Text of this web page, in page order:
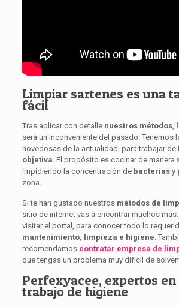
Limpiar sartenes es una
fácil
Tras aplicar con detalle nuestros métodos,
será un inconveniente del pasado. Tenemos
novedosas de la actualidad, para trabajar de
objetiva. El propósito es cocinar de manera
impidiendo la concentración de bacteriasy
zona.
Si te han gustado nuestros métodos de
sitio de internet vas a encontrar muchos
visitar el portal, para conocer todo lo
mantenimiento, limpieza e higiene.
recomendamos contratar empresa de
que tengas un problema muy difícil de
Perfexyacee, expertos en
trabajo de higiene